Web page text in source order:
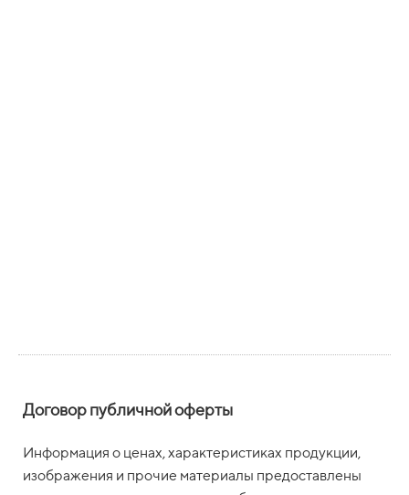
Договор публичной оферты
Информация о ценах, характеристиках продукции,
изображения и прочие материалы предоставлены